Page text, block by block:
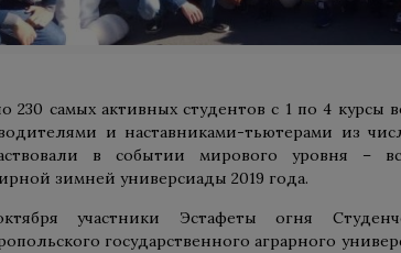
230 самых активных студентов с 1 по 4 курсы
и наставниками-тьютерами из
в событии мирового уровня –
зимней универсиады 2019 года.
участники Эстафеты огня
государственного аграрного